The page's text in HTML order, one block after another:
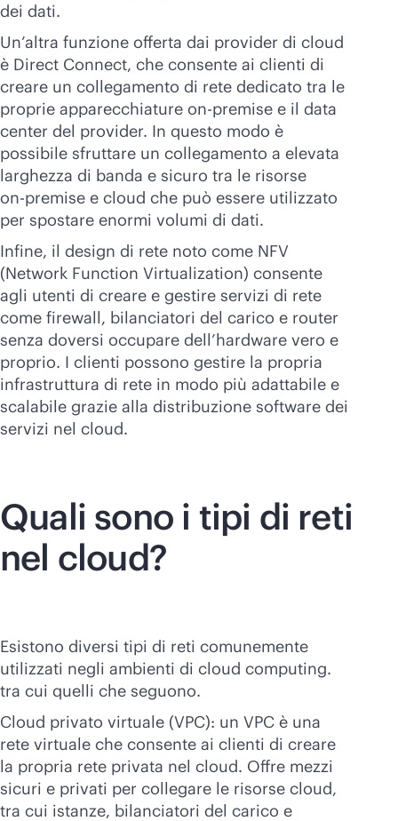
dei dati.
Un’altra funzione offerta dai provider di cloud
è Direct Connect, che consente ai clienti di
creare un collegamento di rete dedicato tra le
proprie apparecchiature on-premise e il data
center del provider. In questo modo è
possibile sfruttare un collegamento a elevata
larghezza di banda e sicuro tra le risorse
on-premise e cloud che può essere utilizzato
per spostare enormi volumi di dati.
Infine, il design di rete noto come NFV
(Network Function Virtualization) consente
agli utenti di creare e gestire servizi di rete
come firewall, bilanciatori del carico e router
senza doversi occupare dell’hardware vero e
proprio. I clienti possono gestire la propria
infrastruttura di rete in modo più adattabile e
scalabile grazie alla distribuzione software dei
servizi nel cloud.
Quali sono i tipi di reti
nel cloud?
Esistono diversi tipi di reti comunemente
utilizzati negli ambienti di cloud computing.
tra cui quelli che seguono.
Cloud privato virtuale (VPC): un VPC è una
rete virtuale che consente ai clienti di creare
la propria rete privata nel cloud. Offre mezzi
sicuri e privati per collegare le risorse cloud,
tra cui istanze, bilanciatori del carico e